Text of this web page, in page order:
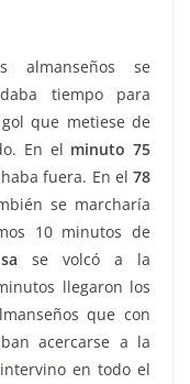
almanseños se
tiempo para
que metiese de
En el minuto 75
fuera. En el 78
se marcharía
10 minutos de
se volcó a la
llegaron los
que con
acercarse a la
en todo el